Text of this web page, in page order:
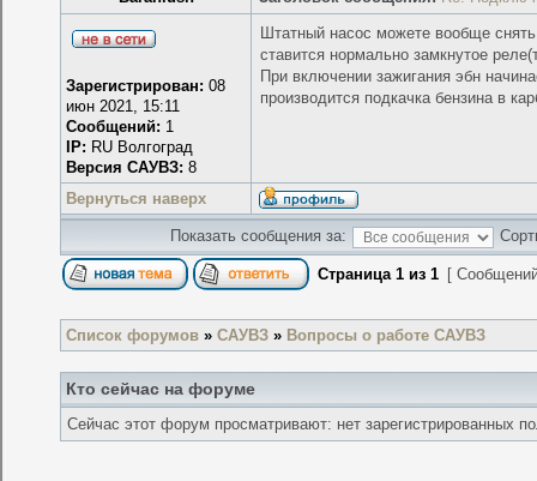
Зарегистрирован: 08
июн 2021, 15:11
Сообщений: 1
IP: RU Волгоград
Версия САУВЗ: 8
Штатный насос можете вообще
ставится нормально замкнутое
При включении зажигания эбн
производится подкачка бензина в
Вернуться наверх
Показать сообщения за:
Страница1 из1 [
Список форумов »САУВЗ » Вопросы о работе САУВЗ
Кто сейчас на форуме
Сейчас этот форум просматривают: нет зарегистрированных